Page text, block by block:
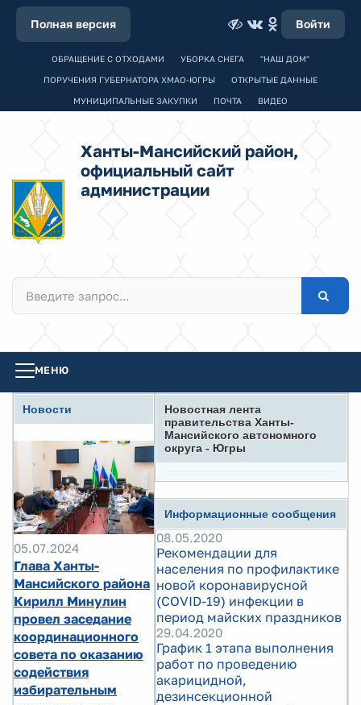
Полная версия Войти
ОБРАЩЕНИЕ С ОТХОДАМИ УБОРКА СНЕГА "НАШ ДОМ"
ПОРУЧЕНИЯ ГУБЕРНАТОРА ХМАО-ЮГРЫ ОТКРЫТЫЕ ДАННЫЕ
МУНИЦИПАЛЬНЫЕ ЗАКУПКИ ПОЧТА ВИДЕО
Ханты-Мансийский район,
официальный сайт
администрации
МЕНЮ
Новости
05.07.2024
Глава Ханты-
Мансийского района
Кирилл Минулин
провел заседание
координационного
совета по оказанию
содействия
избирательным
Новостная лента
правительства Ханты-
Мансийского автономного
округа - Югры
Информационные сообщения
08.05.2020
Рекомендации для
населения по профилактике
новой коронавирусной
(COVID-19) инфекции в
период майских праздников
29.04.2020
График 1 этапа выполнения
работ по проведению
акарицидной,
дезинсекционной